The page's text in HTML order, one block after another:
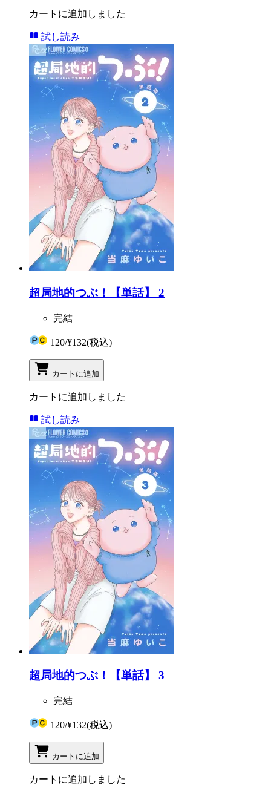
カートに追加しました
試し読み
超局地的つぶ！【単話】 2
完結
120/¥132(税込)
カートに追加
カートに追加しました
試し読み
超局地的つぶ！【単話】 3
完結
120/¥132(税込)
カートに追加
カートに追加しました